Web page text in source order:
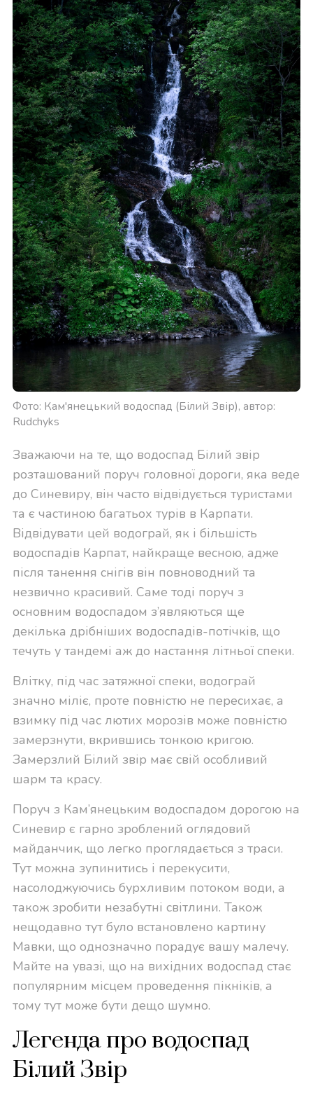
Фото: Кам'янецький водоспад (Білий Звір), автор:
Rudchyks
Зважаючи на те, що водоспад Білий звір
розташований поруч головної дороги, яка веде
до Синевиру, він часто відвідується туристами
та є частиною багатьох турів в Карпати.
Відвідувати цей водограй, як і більшість
водоспадів Карпат, найкраще весною, адже
після танення снігів він повноводний та
незвично красивий. Саме тоді поруч з
основним водоспадом з’являються ще
декілька дрібніших водоспадів-потічків, що
течуть у тандемі аж до настання літньої спеки.
Влітку, під час затяжної спеки, водограй
значно міліє, проте повністю не пересихає, а
взимку під час лютих морозів може повністю
замерзнути, вкрившись тонкою кригою.
Замерзлий Білий звір має свій особливий
шарм та красу.
Поруч з Кам’янецьким водоспадом дорогою на
Синевир є гарно зроблений оглядовий
майданчик, що легко проглядається з траси.
Тут можна зупинитись і перекусити,
насолоджуючись бурхливим потоком води, а
також зробити незабутні світлини. Також
нещодавно тут було встановлено картину
Мавки, що однозначно порадує вашу малечу.
Майте на увазі, що на вихідних водоспад стає
популярним місцем проведення пікніків, а
тому тут може бути дещо шумно.
Легенда про водоспад
Білий Звір